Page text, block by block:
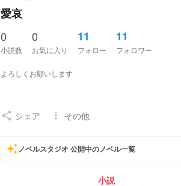
愛哀
0
小説数
0
お気に入り
11
フォロー
11
フォロワー
よろしくお願いします
share シェア more_vert その他
auto_awesomeノベルスタジオ 公開中のノベル一覧
小説